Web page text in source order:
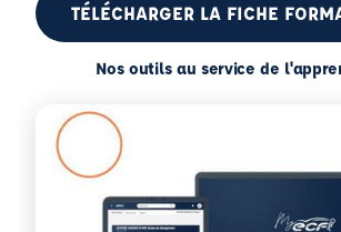
TÉLÉCHARGER LA FICHE
Nos outils au service de